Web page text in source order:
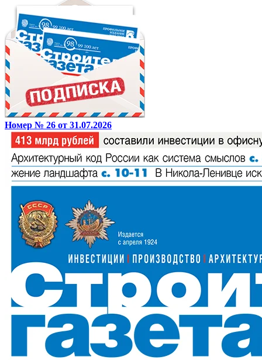
Номер № 26 от 31.07.2026